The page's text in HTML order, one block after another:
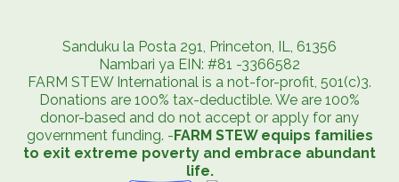
Sanduku la Posta 291, Princeton, IL, 61356
Nambari ya EIN: #81 -3366582
FARM STEW International is a not-for-profit, 501(c)3.
Donations are 100% tax-deductible. We are 100%
donor-based and do not accept or apply for any
government funding. -FARM STEW equips families
to exit extreme poverty and embrace abundant
life.